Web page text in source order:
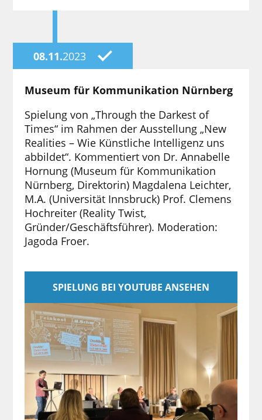
08.11.2023
Museum für Kommunikation Nürnberg
Spielung von „Through the Darkest of
Times“ im Rahmen der Ausstellung „New
Realities – Wie Künstliche Intelligenz uns
abbildet“. Kommentiert von Dr. Annabelle
Hornung (Museum für Kommunikation
Nürnberg, Direktorin) Magdalena Leichter,
M.A. (Universität Innsbruck) Prof. Clemens
Hochreiter (Reality Twist,
Gründer/Geschäftsführer). Moderation:
Jagoda Froer.
SPIELUNG BEI YOUTUBE ANSEHEN